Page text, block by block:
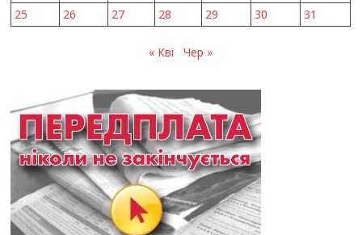
25
26 27 28 29 30 31
« Кві Чер »